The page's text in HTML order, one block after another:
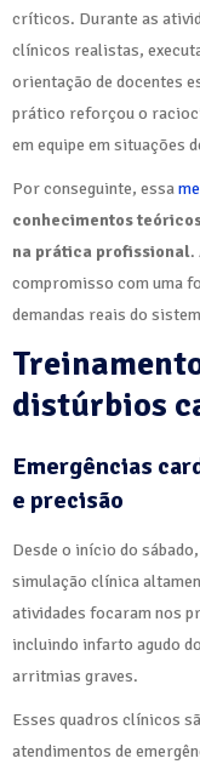
críticos. Durante as
clínicos realistas,
orientação de docentes
prático reforçou o
em equipe em situações
Por conseguinte, essa
conhecimentos
na prática profissional.
compromisso com uma
demandas reais do
distúrbios
Emergências
e precisão
Desde o início do
simulação clínica
atividades focaram nos
incluindo infarto agudo
arritmias graves.
Esses quadros clínicos
atendimentos de